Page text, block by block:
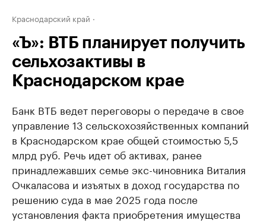
Краснодарский край
«Ъ»: ВТБ планирует получить
сельхозактивы в
Краснодарском крае
Банк ВТБ ведет переговоры о передаче в свое
управление 13 сельскохозяйственных компаний
в Краснодарском крае общей стоимостью 5,5
млрд руб. Речь идет об активах, ранее
принадлежавших семье экс-чиновника Виталия
Очкаласова и изъятых в доход государства по
решению суда в мае 2025 года после
установления факта приобретения имущества